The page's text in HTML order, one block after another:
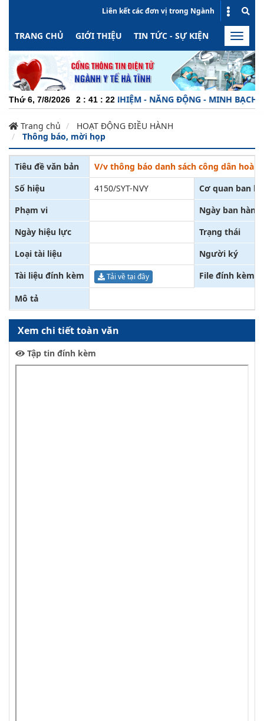
Liên kết các đơn vị trong Ngành
TRANG CHỦ GIỚI THIỆU TIN TỨC - SỰ KIỆN HOẠT
Toggle
Thứ 6, 7/8/2026 2 : 41 : 23
NGHIỆP - TRÁCH NHIỆM - NĂNG ĐỘNG - MINH BẠCH -
Trang chủ
HOẠT ĐỘNG ĐIỀU HÀNH
Thông báo, mời họp
Tiêu đề văn bản
V/v thông báo danh sách công dân
Số hiệu
4150/SYT-NVY
Cơ quan ban
Phạm vi
Ngày ban hành
Ngày hiệu lực
Trạng thái
Loại tài liệu
Người ký
Tài liệu đính kèm
Tải về tại đây File đính kèm
Mô tả
Xem chi tiết toàn văn
Tập tin đính kèm